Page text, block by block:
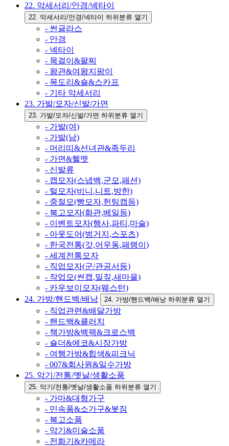
22. 악세서리/안경/넥타이
22. 악세서리/안경/넥타이 하위분류 열기
- 썬글라스
- 안경
- 넥타이
- 목걸이&팔찌
- 왕관&여왕지팡이
- 목도리&숄&스카프
- 기타 악세서리
23. 가발/모자/신발/가면
23. 가발/모자/신발/가면 하위분류 열기
- 가발(여)
- 가발(남)
- 머리띠&선녀관&족두리
- 가면&헬멧
- 신발류
- 캡모자(스냅백,군모,패션)
- 털모자(비니,니트,방한)
- 중절모(빵모자,헌팅캡등)
- 복고모자(화관,베일등)
- 이벤트모자(행사,파티,마술)
- 아웃도어(벙거지,스포츠)
- 한국전통(갓,어우동,패랭이)
- 세계전통모자
- 직업모자(군/관공서등)
- 작업모(썬캡,밀짚,새마을)
- 카우보이모자(웨스턴)
24. 가방/핸드백/배낭
24. 가방/핸드백/배낭 하위분류 열기
- 직업관련&배달가방
- 핸드백&클러치
- 책가방&백팩&크로스백
- 숄더&에코&시장가방
- 여행가방&힙색&피크닉
- 007&회사원&일수가방
25. 악기/전통/옛날/생활소품
25. 악기/전통/옛날/생활소품 하위분류 열기
- 가마&대형가구
- 민속품&소가구&봇짐
- 복고소품
- 악기&미술소품
- 전화기&카메라